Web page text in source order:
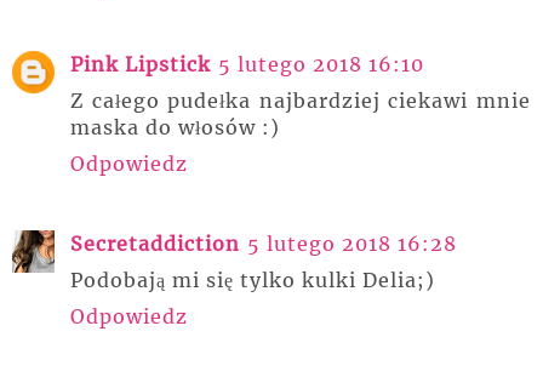
Pink Lipstick 5 lutego 2018 16:10
Z całego pudełka najbardziej ciekawi mnie
maska do włosów :)
Odpowiedz
Secretaddiction 5 lutego 2018 16:28
Podobają mi się tylko kulki Delia;)
Odpowiedz